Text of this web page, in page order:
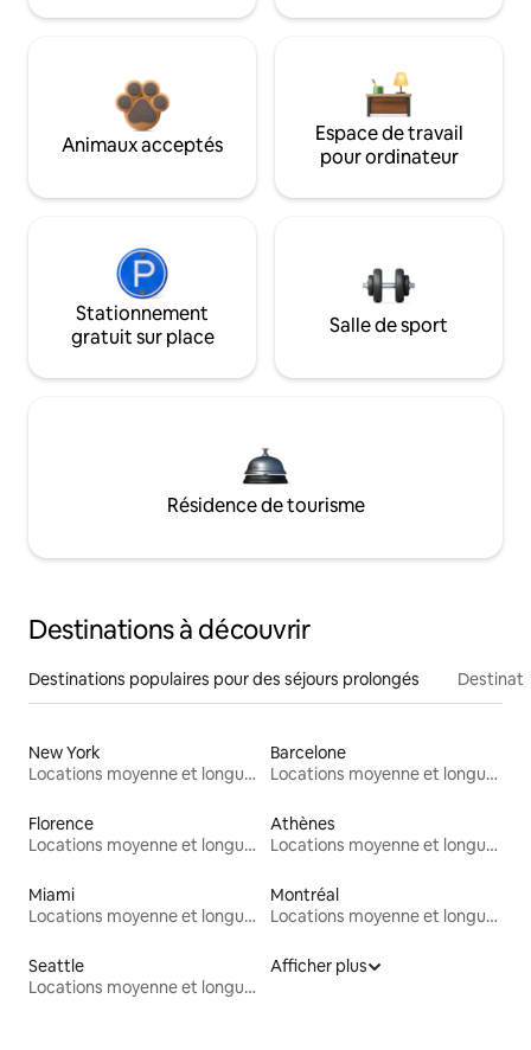
Animaux acceptés
Espace de travail
pour ordinateur
Stationnement
gratuit sur place
Salle de sport
Résidence de tourisme
Destinations à découvrir
Destinations populaires pour des séjours prolongés
New York
Locations moyenne et longue durée
Barcelone
Locations moyenne et longue durée
Florence
Locations moyenne et longue durée
Athènes
Locations moyenne et longue durée
Miami
Locations moyenne et longue durée
Montréal
Locations moyenne et longue durée
Seattle
Locations moyenne et longue durée
Afficher plus